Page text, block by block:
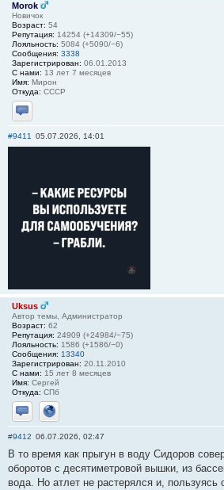
Morok
Новичок
Возраст: 54
Репутация: 14254 (+14309/−55)
Лояльность: 5084 (+5090/−6)
Сообщения: 3338
Зарегистрирован: 06.01.2013
С нами: 13 лет 7 месяцев
Имя: Мирон
Откуда: СССР
Отправить личное сообщение
#9411 05.07.2026, 14:01
Uksus
Автор темы, Администратор
Возраст: 62
Репутация: 24909 (+24984/−75)
Лояльность: 1586 (+1586/−0)
Сообщения: 13340
Зарегистрирован: 20.11.2010
С нами: 15 лет 8 месяцев
Имя: Сергей
Откуда: СПб
Отправить личное сообщение
Сайт
#9412 06.07.2026, 02:47
В то время как прыгун в воду Сидоров
оборотов с десятиметровой вышки, из
вода. Но атлет не растерялся и, пользуясь